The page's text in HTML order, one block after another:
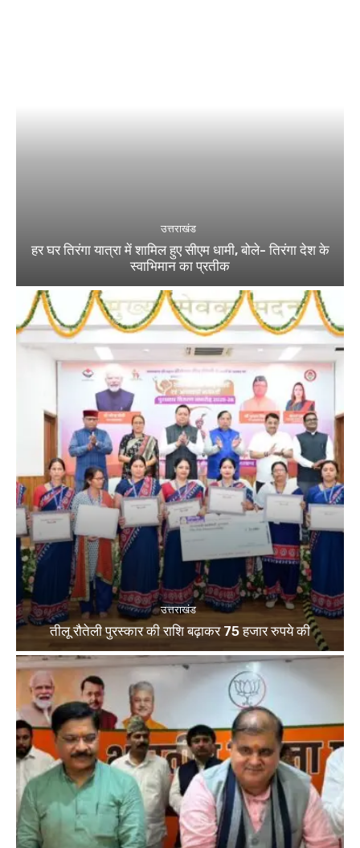
उत्तराखंड
हर घर तिरंगा यात्रा में शामिल हुए सीएम धामी, बोले- तिरंगा देश के
स्वाभिमान का प्रतीक
उत्तराखंड
तीलू रौतेली पुरस्कार की राशि बढ़ाकर 75 हजार रुपये की